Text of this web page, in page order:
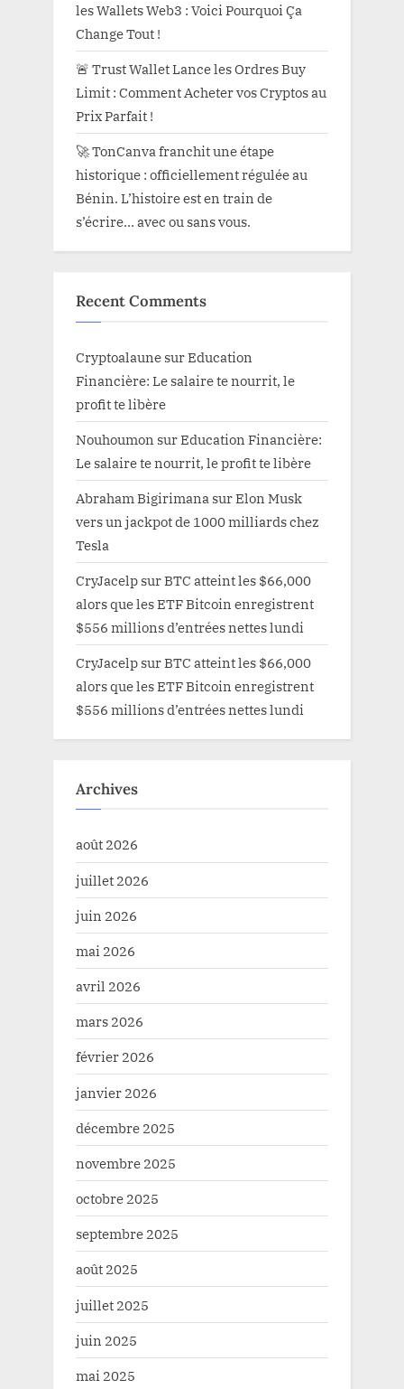
les Wallets Web3 : Voici Pourquoi Ça
Change Tout !
🚨 Trust Wallet Lance les Ordres Buy
Limit : Comment Acheter vos Cryptos au
Prix Parfait !
🚀 TonCanva franchit une étape
historique : officiellement régulée au
Bénin. L’histoire est en train de
s’écrire… avec ou sans vous.
Recent Comments
Cryptoalaune surEducation
Financière: Le salaire te nourrit, le
profit te libère
Nouhoumon surEducation Financière:
Le salaire te nourrit, le profit te libère
Abraham Bigirimana surElon Musk
vers un jackpot de 1000 milliards chez
Tesla
CryJacelp surBTC atteint les $66,000
alors que les ETF Bitcoin enregistrent
$556 millions d’entrées nettes lundi
CryJacelp surBTC atteint les $66,000
alors que les ETF Bitcoin enregistrent
$556 millions d’entrées nettes lundi
Archives
août 2026
juillet 2026
juin 2026
mai 2026
avril 2026
mars 2026
février 2026
janvier 2026
décembre 2025
novembre 2025
octobre 2025
septembre 2025
août 2025
juillet 2025
juin 2025
mai 2025